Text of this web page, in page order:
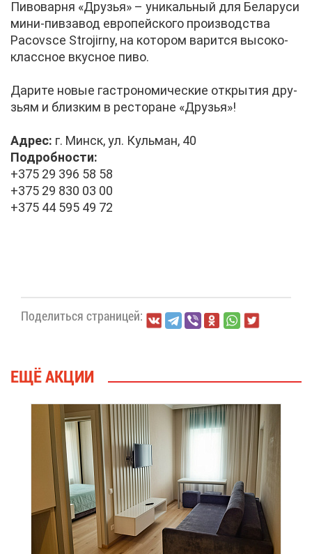
Пи­во­вар­ня «Дру­зья» – уни­каль­ный для Бе­ла­ру­си
ми­ни-пив­за­вод ев­ро­пей­ско­го про­из­вод­ства
Pacovsce Strojirny, на ко­то­ром ва­рит­ся вы­со­ко­
класс­ное вкус­ное пи­во.
Да­ри­те но­вые га­стро­но­ми­че­ские от­кры­тия дру­
зьям и близ­ким в ре­сто­ране «Дру­зья»!
Ад­рес: г. Минск, ул. Куль­ман, 40
По­дроб­но­сти:
+375 29 396 58 58
+375 29 830 03 00
+375 44 595 49 72
По­де­лить­ся стра­ни­цей:
ЕЩЁ АК­ЦИИ